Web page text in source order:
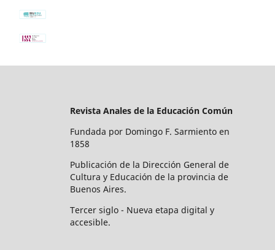
Revista Anales de la Educación Común
Fundada por Domingo F. Sarmiento en
1858
Publicación de la Dirección General de
Cultura y Educación de la provincia de
Buenos Aires.
Tercer siglo - Nueva etapa digital y
accesible.